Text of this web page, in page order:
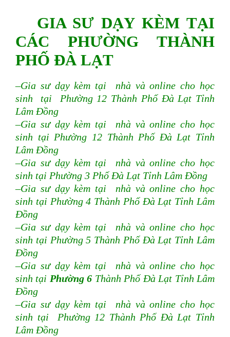
GIA SƯ DẠY KÈM TẠI
CÁC PHƯỜNG THÀNH
PHỐ ĐÀ LẠT
–Gia sư dạy kèm tại nhà và online cho học
sinh tại Phường 12 Thành Phố Đà Lạt Tỉnh
Lâm Đồng
–Gia sư dạy kèm tại nhà và online cho học
sinh tại Phường 12 Thành Phố Đà Lạt Tỉnh
Lâm Đồng
–Gia sư dạy kèm tại nhà và online cho học
sinh tại Phường 3 Phố Đà Lạt Tỉnh Lâm Đồng
–Gia sư dạy kèm tại nhà và online cho học
sinh tại Phường 4 Thành Phố Đà Lạt Tỉnh Lâm
Đồng
–Gia sư dạy kèm tại nhà và online cho học
sinh tại Phường 5 Thành Phố Đà Lạt Tỉnh Lâm
Đồng
–Gia sư dạy kèm tại nhà và online cho học
sinh tại Phường 6 Thành Phố Đà Lạt Tỉnh Lâm
Đồng
–Gia sư dạy kèm tại nhà và online cho học
sinh tại Phường 12 Thành Phố Đà Lạt Tỉnh
Lâm Đồng